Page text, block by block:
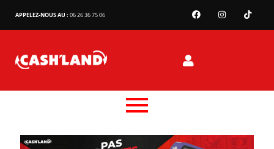
APPELEZ-NOUS AU : 06 26 36 75 06